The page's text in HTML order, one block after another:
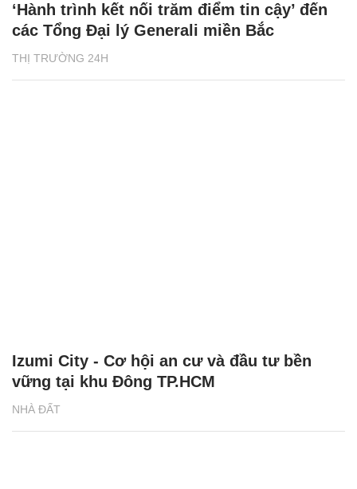
THỊ TRƯỜNG 24H
‘Hành trình kết nối trăm điểm tin cậy’ đến
các Tổng Đại lý Generali miền Bắc
NHÀ ĐẤT
Izumi City - Cơ hội an cư và đầu tư bền
vững tại khu Đông TP.HCM